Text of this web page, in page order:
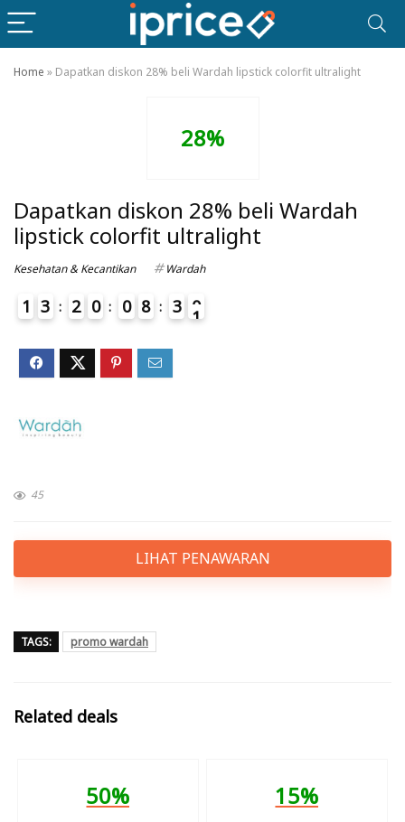
Home » Dapatkan diskon 28% beli Wardah lipstick colorfit ultralight
28%
Dapatkan diskon 28% beli Wardah
lipstick colorfit ultralight
Kesehatan & Kecantikan Wardah
1 3 2 0 0 8 3 0
1
45
LIHAT PENAWARAN
TAGS: promo wardah
Related deals
50% 15%